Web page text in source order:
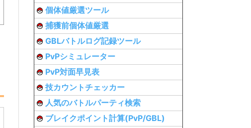
個体値厳選ツール
捕獲前個体値厳選
GBLバトルログ記録ツール
PvPシミュレーター
PvP対面早見表
技カウントチェッカー
人気のバトルパーティ検索
ブレイクポイント計算(PvP/GBL)